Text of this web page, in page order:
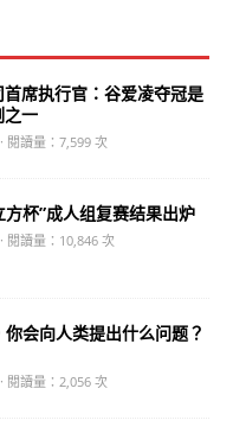
席执行官：谷爱凌夺冠是
之一
閱讀量：7,599 次
杯”成人组复赛结果出炉
閱讀量：10,846 次
你会向人类提出什么问题？
閱讀量：2,056 次